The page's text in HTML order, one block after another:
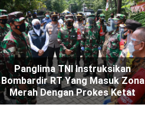
Panglima TNI Instruksikan
Bombardir RT Yang Masuk Zona
Merah Dengan Prokes Ketat